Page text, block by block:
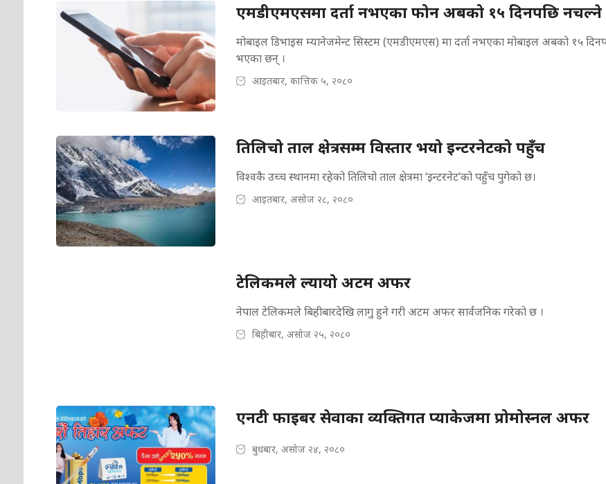
एमडीएमएसमा दर्ता नभएका फोन अबको १५ दिनपछि नचल्ने
मोबाइल डिभाइस म्यानेजमेन्ट सिस्टम (एमडीएमएस) मा दर्ता नभएका मोबाइल अबको १५
भएका छन् ।
आइतबार, कात्तिक ५, २०८०
तिलिचो ताल क्षेत्रसम्म विस्तार भयो इन्टरनेटको पहुँच
विश्वकै उच्च स्थानमा रहेको तिलिचो ताल क्षेत्रमा ‘इन्टरनेट’को पहुँच पुगेको छ।
आइतबार, असोज २८, २०८०
टेलिकमले ल्यायो अटम अफर
नेपाल टेलिकमले बिहीबारदेखि लागु हुने गरी अटम अफर सार्वजनिक गरेको छ ।
बिहीबार, असोज २५, २०८०
एनटी फाइबर सेवाका व्यक्तिगत प्याकेजमा प्रोमोस्नल अफर
बुधबार, असोज २४, २०८०